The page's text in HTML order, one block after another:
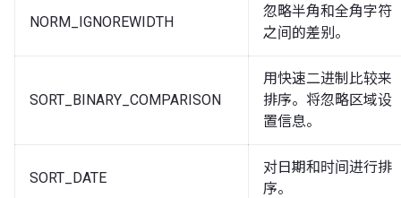
NORM_IGNOREWIDTH
忽略半角和全角字符
之间的差别。
SORT_BINARY_COMPARISON
用快速二进制比较来
排序。将忽略区域设
置信息。
SORT_DATE
对日期和时间进行排
序。